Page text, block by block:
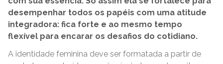
desempenhar todos os papéis com uma atitude
integradora: fica forte e ao mesmo tempo
flexível para encarar os desafios do cotidiano.
A identidade feminina deve ser formatada a partir de